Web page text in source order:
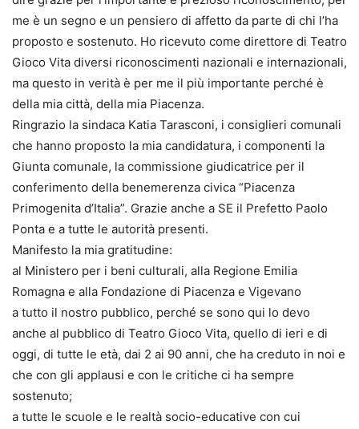
me è un segno e un pensiero di affetto da parte di chi l’ha
proposto e sostenuto. Ho ricevuto come direttore di Teatro
Gioco Vita diversi riconoscimenti nazionali e internazionali,
ma questo in verità è per me il più importante perché è
della mia città, della mia Piacenza.
Ringrazio la sindaca Katia Tarasconi, i consiglieri comunali
che hanno proposto la mia candidatura, i componenti la
Giunta comunale, la commissione giudicatrice per il
conferimento della benemerenza civica “Piacenza
Primogenita d’Italia”. Grazie anche a SE il Prefetto Paolo
Ponta e a tutte le autorità presenti.
Manifesto la mia gratitudine:
al Ministero per i beni culturali, alla Regione Emilia
Romagna e alla Fondazione di Piacenza e Vigevano
a tutto il nostro pubblico, perché se sono qui lo devo
anche al pubblico di Teatro Gioco Vita, quello di ieri e di
oggi, di tutte le età, dai 2 ai 90 anni, che ha creduto in noi e
che con gli applausi e con le critiche ci ha sempre
sostenuto;
a tutte le scuole e le realtà socio-educative con cui